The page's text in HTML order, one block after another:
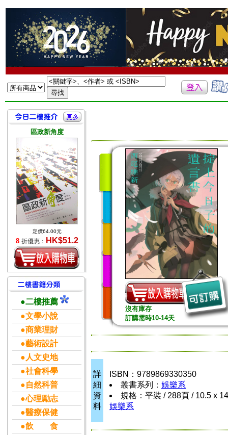
區政新角度
定價64.00元
8 折優惠： HK$51.2
●二樓推薦
●文學小說
●商業理財
●藝術設計
●人文史地
●社會科學
●自然科普
●心理勵志
●醫療保健
●飲 食
沒有庫存
訂購需時10-14天
詳
細
資
料
ISBN：9789869330350
叢書系列： 娛樂系
規格：平裝 / 288頁 / 10.5 x
娛樂系